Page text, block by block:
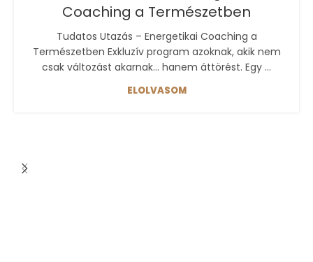
Coaching a Természetben
Tudatos Utazás – Energetikai Coaching a
Természetben Exkluzív program azoknak, akik nem
csak változást akarnak… hanem áttörést. Egy ...
ELOLVASOM